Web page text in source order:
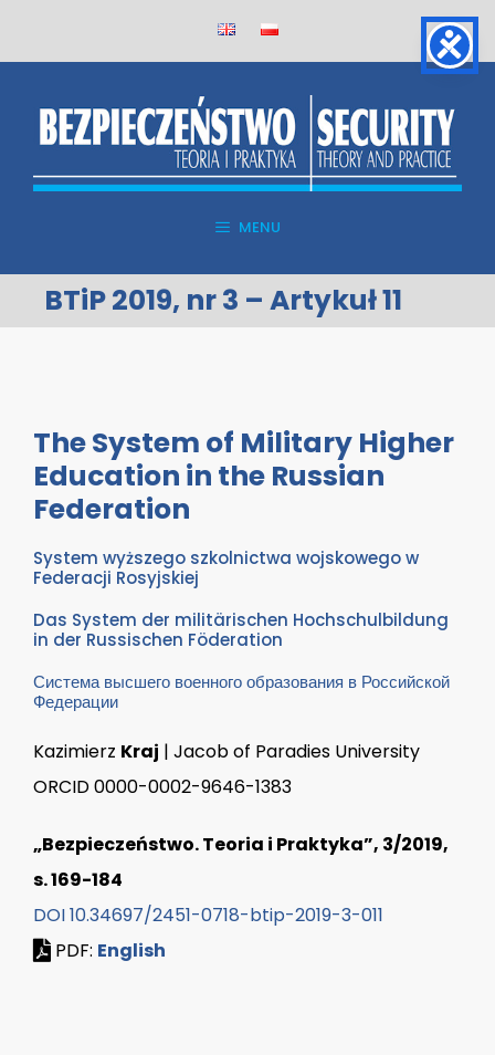
MENU
BTiP 2019, nr 3 – Artykuł 11
The System of Military Higher
Education in the Russian
Federation
System wyższego szkolnictwa wojskowego w
Federacji Rosyjskiej
Das System der militärischen Hochschulbildung
in der Russischen Föderation
Система высшего военного образования в Российской
Федерации
Kazimierz Kraj | Jacob of Paradies University
ORCID 0000-0002-9646-1383
„Bezpieczeństwo. Teoria i Praktyka”, 3/2019,
s. 169-184
DOI 10.34697/2451-0718-btip-2019-3-011
PDF: English